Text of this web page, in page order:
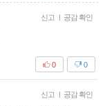
신고 공감 확인
0
0
신고 공감 확인